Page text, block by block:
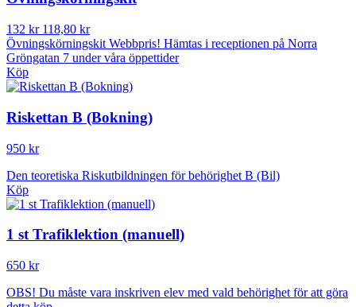
132 kr 118,80 kr
Övningskörningskit Webbpris! Hämtas i receptionen på Norra
Gröngatan 7 under våra öppettider
Köp
Riskettan B (Bokning)
950 kr
Den teoretiska Riskutbildningen för behörighet B (Bil)
Köp
1 st Trafiklektion (manuell)
650 kr
OBS! Du måste vara inskriven elev med vald behörighet för att göra